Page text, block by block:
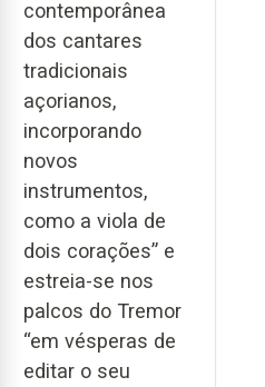
contemporânea
dos cantares
tradicionais
açorianos,
incorporando
novos
instrumentos,
como a viola de
dois corações” e
estreia-se nos
palcos do Tremor
“em vésperas de
editar o seu